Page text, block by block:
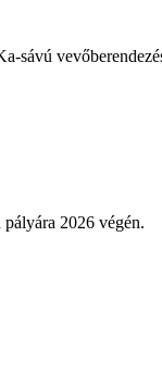
sávú
2026 végén.